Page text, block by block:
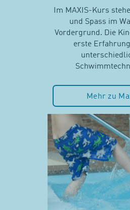
Im MAXIS-Kurs
und Spass im
Vordergrund. Die
erste
Mehr zu